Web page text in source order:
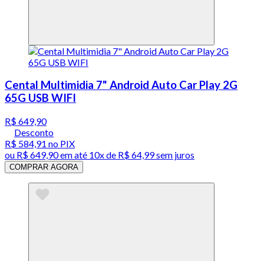
Cental Multimidia 7" Android Auto Car Play 2G
65G USB WIFI
R$ 649,90
Desconto
R$ 584,91 no PIX
ou R$ 649,90em até 10x de R$ 64,99 sem juros
COMPRAR AGORA